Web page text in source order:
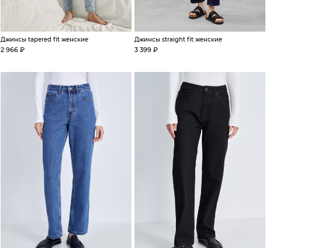
Джинсы tapered fit женские
2 966 ₽
Джинсы straight fit женские
3 399 ₽